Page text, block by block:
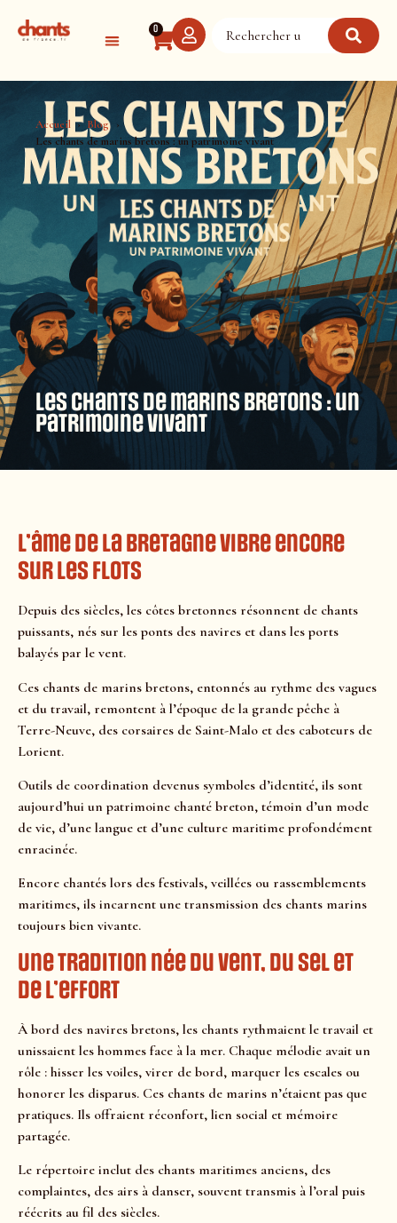
0
Accueil
Blog
Les chants de marins bretons : un patrimoine vivant
Les chants de marins bretons : un
patrimoine vivant
L’âme de la Bretagne vibre encore
sur les flots
Depuis des siècles, les côtes bretonnes résonnent de chants
puissants, nés sur les ponts des navires et dans les ports
balayés par le vent.
Ces chants de marins bretons, entonnés au rythme des vagues
et du travail, remontent à l’époque de la grande pêche à
Terre-Neuve, des corsaires de Saint-Malo et des caboteurs de
Lorient.
Outils de coordination devenus symboles d’identité, ils sont
aujourd’hui un patrimoine chanté breton, témoin d’un mode
de vie, d’une langue et d’une culture maritime profondément
enracinée.
Encore chantés lors des festivals, veillées ou rassemblements
maritimes, ils incarnent une transmission des chants marins
toujours bien vivante.
Une tradition née du vent, du sel et
de l’effort
À bord des navires bretons, les chants rythmaient le travail et
unissaient les hommes face à la mer. Chaque mélodie avait un
rôle : hisser les voiles, virer de bord, marquer les escales ou
honorer les disparus. Ces chants de marins n’étaient pas que
pratiques. Ils offraient réconfort, lien social et mémoire
partagée.
Le répertoire inclut des chants maritimes anciens, des
complaintes, des airs à danser, souvent transmis à l’oral puis
réécrits au fil des siècles.